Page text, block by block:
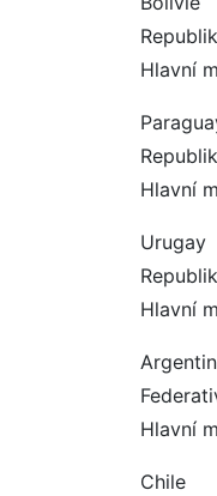
Hlavní
Hlavní
Urugay
Hlavní
Hlavní
Chile